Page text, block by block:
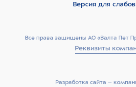
Все права защищены АО «Валта Пет
Реквизиты
Версия для
Разработка сайта –­